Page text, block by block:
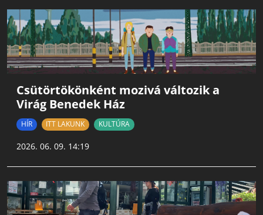
Csütörtökönként mozivá változik a
Virág Benedek Ház
HÍR ITT LAKUNK KULTÚRA
2026. 06. 09. 14:19